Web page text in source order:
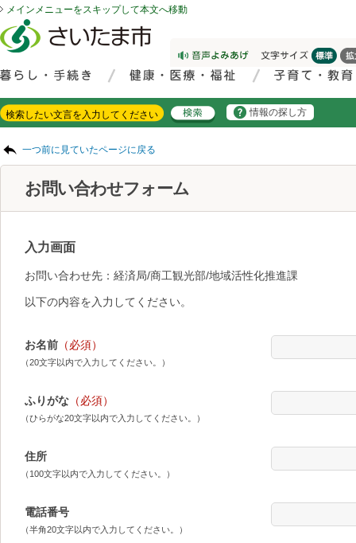
メインメニューをスキップして本文へ移動
情報の探し方
一つ前に見ていたページに戻る
お問い合わせフォーム
入力画面
お問い合わせ先：経済局/商工観光部/地域活性化推進課
以下の内容を入力してください。
お名前 （必須）
（20文字以内で入力してください。）
ふりがな （必須）
（ひらがな20文字以内で入力してください。）
住所
（100文字以内で入力してください。）
電話番号
（半角20文字以内で入力してください。）